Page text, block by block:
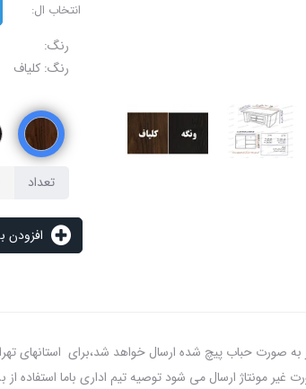
انتخاب ال:
رنگ:
رنگ: کلیاف
تعداد
حباب پیچ شده ارسال خواهد شد،برای استانهای
غیر مونتاژ ارسال می شود توصیه تیم اداری باما